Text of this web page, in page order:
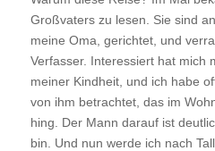
Großvaters zu lesen. Sie sind
meine Oma, gerichtet, und
Verfasser. Interessiert hat mich
meiner Kindheit, und ich habe
von ihm betrachtet, das im
hing. Der Mann darauf ist
bin. Und nun werde ich nach